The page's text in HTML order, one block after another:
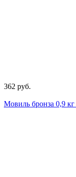
362 руб.
Мовиль бронза 0,9